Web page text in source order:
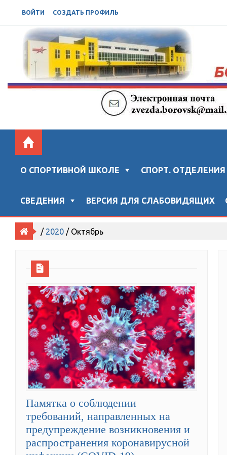
ВОЙТИ СОЗДАТЬ ПРОФИЛЬ
БОРОВСКАЯ СШ "ЗВЕЗДА"
Официальный сайт "Боровской спортивной школы
О СПОРТИВНОЙ ШКОЛЕ СПОРТ. ОТДЕЛЕНИЯ
СВЕДЕНИЯ ВЕРСИЯ ДЛЯ СЛАБОВИДЯЩИХ
/ 2020 / Октябрь
Памятка о соблюдении
требований, направленных на
предупреждение возникновения и
распространения коронавирусной